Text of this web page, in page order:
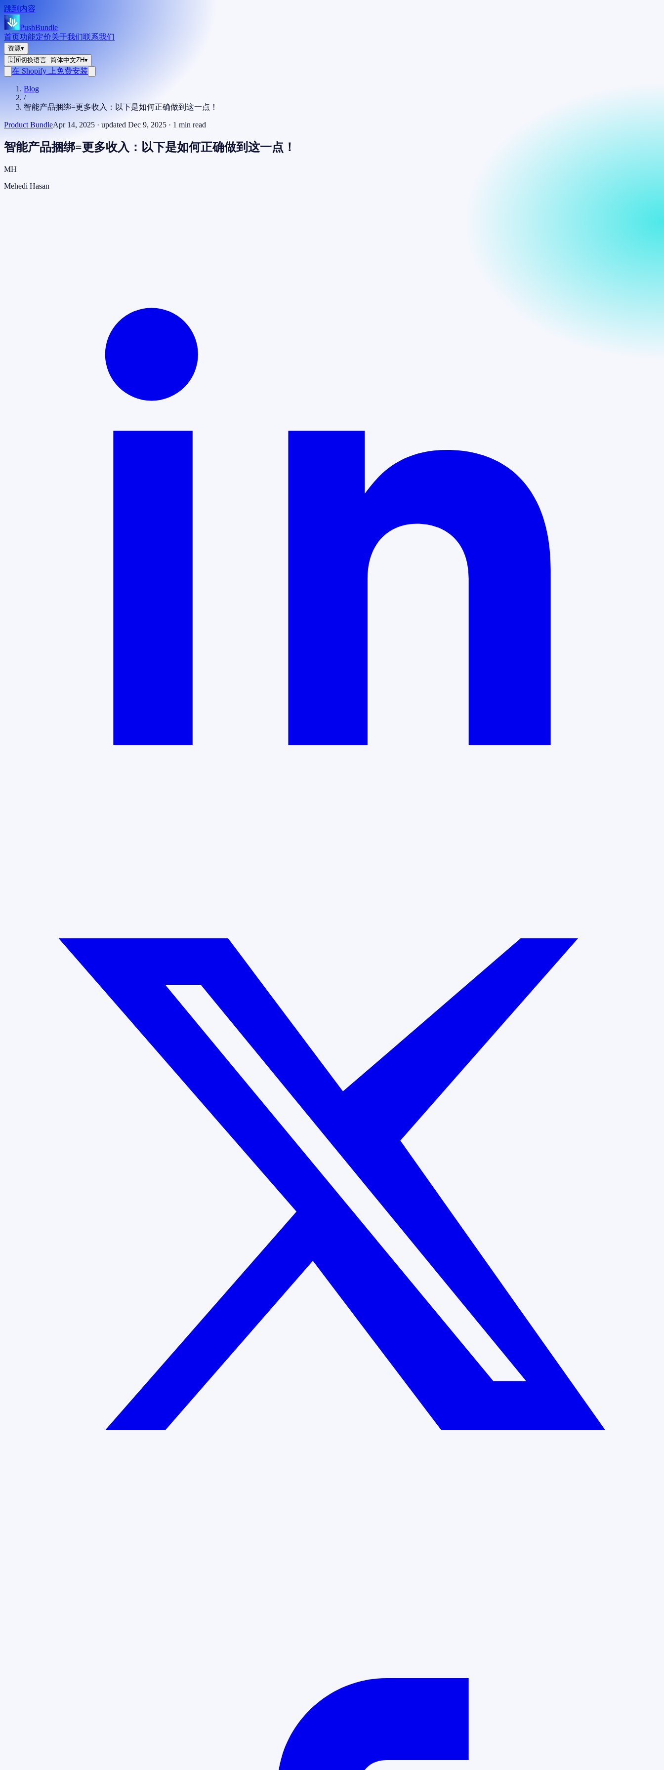
跳到内容
PushBundle
首页功能定价关于我们联系我们
资源▾
🇨🇳切换语言: 简体中文ZH▾
在 Shopify 上免费安装
Blog
/
智能产品捆绑=更多收入：以下是如何正确做到这一点！
Product BundleApr 14, 2025 · updated Dec 9, 2025 · 1 min read
智能产品捆绑=更多收入：以下是如何正确做到这一点！
MH
Mehedi Hasan